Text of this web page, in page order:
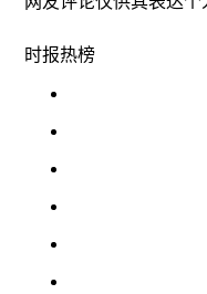
时报热榜